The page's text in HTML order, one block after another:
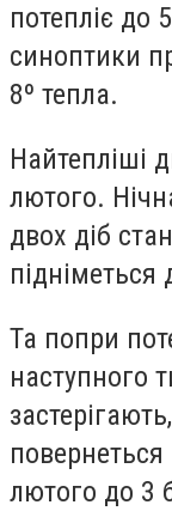
потепліє до
синоптики
8º тепла.
Найтепліші
лютого.
двох діб
підніметься
Та попри
наступного
лютого до 3